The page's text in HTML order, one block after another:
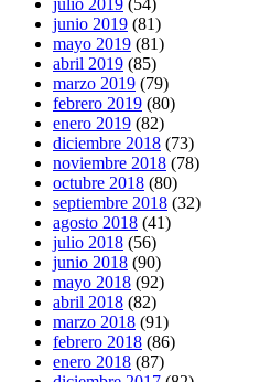
junio 2019 (81)
mayo 2019 (81)
abril 2019 (85)
marzo 2019 (79)
febrero 2019 (80)
enero 2019 (82)
diciembre 2018 (73)
noviembre 2018 (78)
octubre 2018 (80)
septiembre 2018 (32)
agosto 2018 (41)
julio 2018 (56)
junio 2018 (90)
mayo 2018 (92)
abril 2018 (82)
marzo 2018 (91)
febrero 2018 (86)
enero 2018 (87)